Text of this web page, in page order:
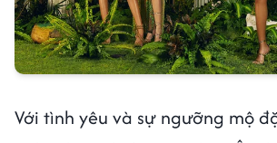
Với tình yêu và sự ngưỡng mộ